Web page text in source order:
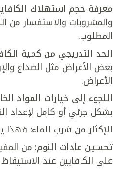
معرفة حجم استهلاك
والمشروبات والاستفسار من
المطلوب.
الحد التدريجي من كمية
بعض الأعراض مثل الصداع
الأعراض.
اللجوء إلى خيارات المواد
بشكل جزئي أو كامل لإعداد
الإكثار من شرب الماء: فهذا
تحسين عادات النوم: من
على الكافايين عند